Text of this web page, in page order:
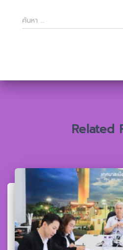
ค้
น
ห
ค้นหา …
Related